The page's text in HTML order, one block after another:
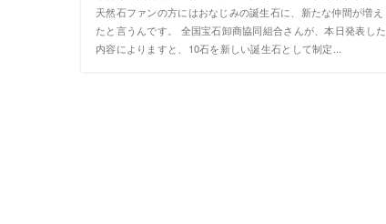
天然石ファンの方にはおなじみの誕生石に、新たな仲間が増え
たと言うんです。 全国宝石卸商協同組合さんが、本日発表した
内容によりますと、10石を新しい誕生石として制定...